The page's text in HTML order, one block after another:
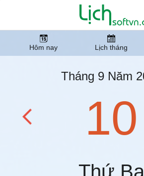
Hôm nay Lịch tháng
Tháng 9 Năm
10
Thứ Ba